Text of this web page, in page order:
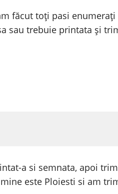
făcut toți pasi
sau trebuie printata și
a si semnata, apoi
este Ploiesti si am